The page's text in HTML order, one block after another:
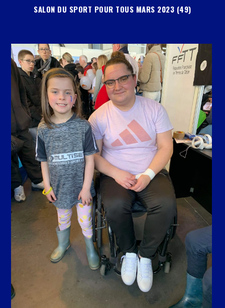
SALON DU SPORT POUR TOUS MARS 2023 (49)